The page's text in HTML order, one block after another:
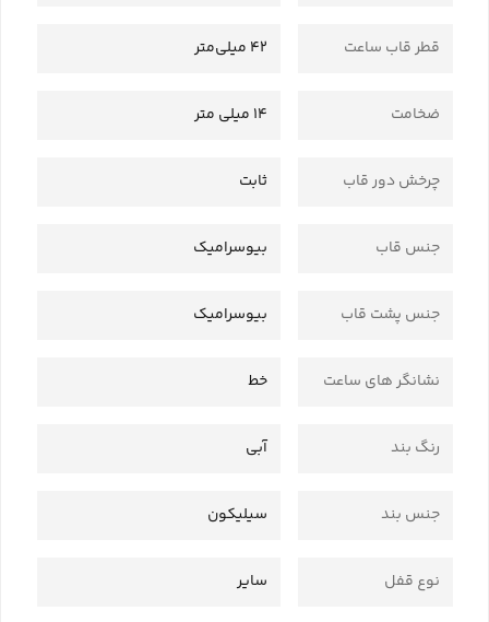
قطر قاب ساعت 42 میلی‌متر
ضخامت 14 میلی متر
چرخش دور قاب ثابت
جنس قاب بیوسرامیک
جنس پشت قاب بیوسرامیک
نشانگر های ساعت خط
رنگ بند آبی
جنس بند سیلیکون
نوع قفل سایر